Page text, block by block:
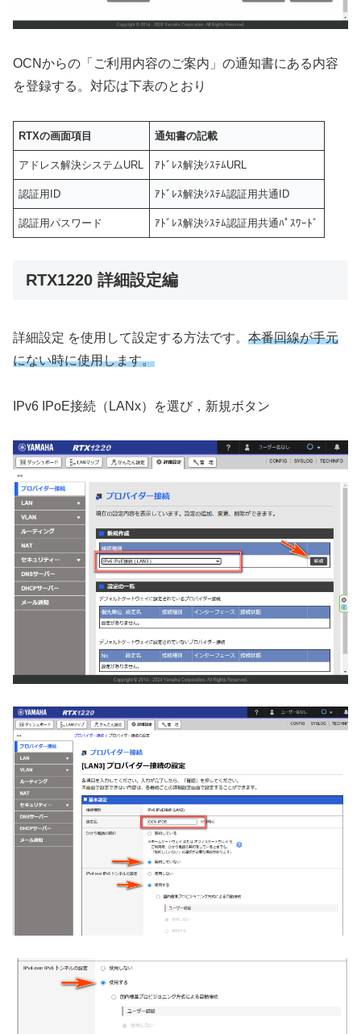
OCNからの「ご利用内容のご案内」の通知書にある内容
を登録する。対応は下表のとおり
RTXの画面項目 通知書の記載
アドレス解決システムURL ｱﾄﾞﾚｽ解決ｼｽﾃﾑURL
認証用ID ｱﾄﾞﾚｽ解決ｼｽﾃﾑ認証用共通ID
認証用パスワード ｱﾄﾞﾚｽ解決ｼｽﾃﾑ認証用共通ﾊﾟｽﾜｰﾄﾞ
RTX1220 詳細設定編
詳細設定 を使用して設定する方法です。 本番回線が手元
にない時に使用します。
IPv6 IPoE接続（LANx）を選び，新規ボタン